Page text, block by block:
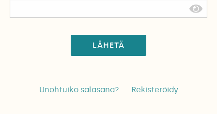
LÄHETÄ
Unohtuiko salasana? Rekisteröidy